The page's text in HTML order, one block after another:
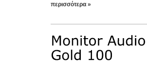
περισσότερα »